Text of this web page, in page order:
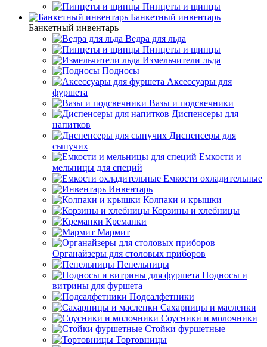
Пинцеты и щипцы
Банкетный инвентарь
Банкетный инвентарь
Ведра для льда
Пинцеты и щипцы
Измельчители льда
Подносы
Аксессуары для
фуршета
Вазы и подсвечники
Диспенсеры для
напитков
Диспенсеры для
сыпучих
Емкости и
мельницы для специй
Емкости охладительные
Инвентарь
Колпаки и крышки
Корзины и хлебницы
Креманки
Мармит
Органайзеры для столовых приборов
Пепельницы
Подносы и
витрины для фуршета
Подсалфетники
Сахарницы и масленки
Соусники и молочники
Стойки фуршетные
Тортовницы